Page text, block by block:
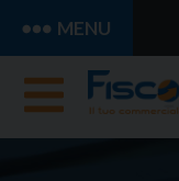
MENU